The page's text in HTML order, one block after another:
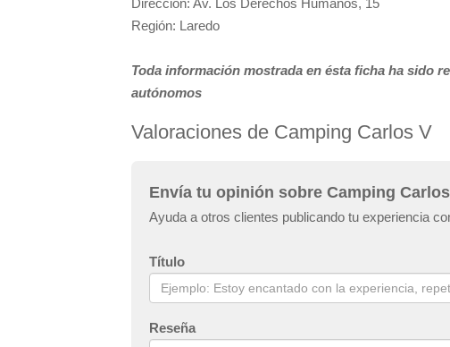
Dirección: Av. Los Derechos Humanos, 15
Región: Laredo
Toda información mostrada en ésta ficha ha sido
autónomos
Valoraciones de Camping Carlos V
Envía tu opinión sobre Camping
Ayuda a otros clientes publicando tu experiencia
Título
Reseña